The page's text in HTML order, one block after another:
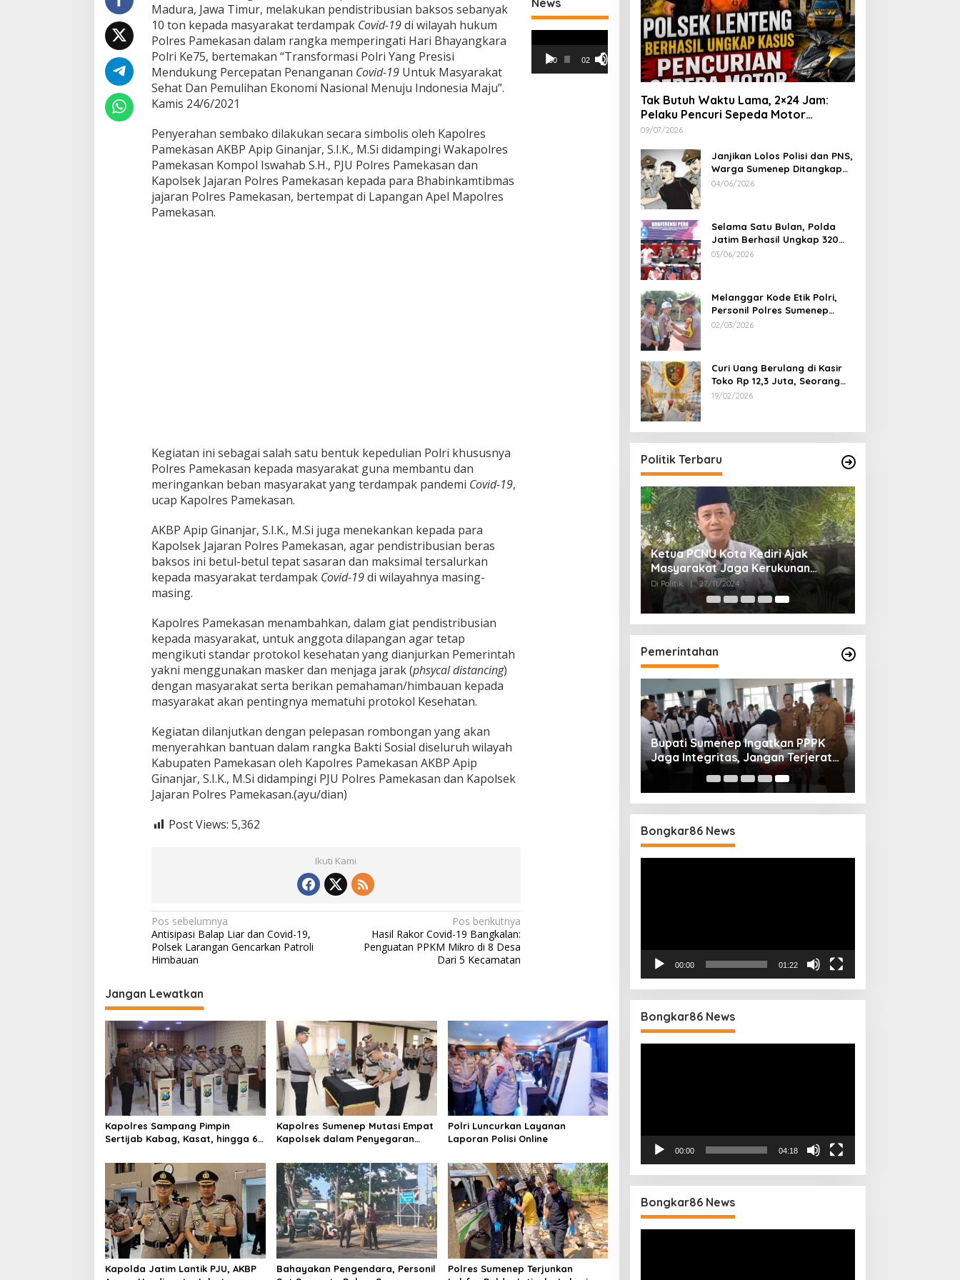
e
s
P
a
m
e
k
a
n
B
e
r
i
k
a
a
r
a
k
a
Y
a
n
g
T
e
a
m
p
a
P
a
d
e
m
i
C
o
i
Madura, Jawa Timur, melakukan pendistribusian baksos sebanyak
10 ton kepada masyarakat terdampak Covid-19di wilayah hukum
Polres Pamekasan dalam rangka memperingati Hari Bhayangkara
Polri Ke75, bertemakan “Transformasi Polri Yang Presisi
Mendukung Percepatan Penanganan Covid-19Untuk Masyarakat
Sehat Dan Pemulihan Ekonomi Nasional Menuju Indonesia Maju”.
Kamis 24/6/2021
Penyerahan sembako dilakukan secara simbolis oleh Kapolres
Pamekasan AKBP Apip Ginanjar, S.I.K., M.Si didampingi Wakapolres
Pamekasan Kompol Iswahab S.H., PJU Polres Pamekasan dan
Kapolsek Jajaran Polres Pamekasan kepada para Bhabinkamtibmas
jajaran Polres Pamekasan, bertempat di Lapangan Apel Mapolres
Pamekasan.
Kegiatan ini sebagai salah satu bentuk kepedulian Polri khususnya
Polres Pamekasan kepada masyarakat guna membantu dan
meringankan beban masyarakat yang terdampak pandemi Covid-19,
ucap Kapolres Pamekasan.
AKBP Apip Ginanjar, S.I.K., M.Si juga menekankan kepada para
Kapolsek Jajaran Polres Pamekasan, agar pendistribusian beras
baksos ini betul-betul tepat sasaran dan maksimal tersalurkan
kepada masyarakat terdampak Covid-19di wilayahnya masing-
masing.
Kapolres Pamekasan menambahkan, dalam giat pendistribusian
kepada masyarakat, untuk anggota dilapangan agar tetap
mengikuti standar protokol kesehatan yang dianjurkan Pemerintah
yakni menggunakan masker dan menjaga jarak (phsycal distancing)
dengan masyarakat serta berikan pemahaman/himbauan kepada
masyarakat akan pentingnya mematuhi protokol Kesehatan.
Kegiatan dilanjutkan dengan pelepasan rombongan yang akan
menyerahkan bantuan dalam rangka Bakti Sosial diseluruh wilayah
Kabupaten Pamekasan oleh Kapolres Pamekasan AKBP Apip
Ginanjar, S.I.K., M.Si didampingi PJU Polres Pamekasan dan Kapolsek
Jajaran Polres Pamekasan.(ayu/dian)
Post Views: 5,362
Ikuti Kami
N
a
v
i
g
a
s
i
p
o
s
Pos sebelumnya
Antisipasi Balap Liar dan Covid-19,
Polsek Larangan Gencarkan Patroli
Himbauan
Pos berikutnya
Hasil Rakor Covid-19 Bangkalan:
Penguatan PPKM Mikro di 8 Desa
Dari 5 Kecamatan
News
Video
00:00 02:42
Jangan Lewatkan
Kapolres Sampang Pimpin
Sertijab Kabag, Kasat, hingga 6
Kapolres Sumenep Mutasi Empat
Kapolsek dalam Penyegaran
Polri Luncurkan Layanan
Laporan Polisi Online
Kapolda Jatim Lantik PJU, AKBP
Bahayakan Pengendara, Personil
Polres Sumenep Terjunkan
Tak Butuh Waktu Lama, 2×24 Jam:
Pelaku Pencuri Sepeda Motor
Langsung Diringkus Polsek Lenteng di
09/07/2026
Janjikan Lolos Polisi dan PNS,
Warga Sumenep Ditangkap
Polres Sampang, Korban Rugi
04/06/2026
Selama Satu Bulan, Polda
Jatim Berhasil Ungkap 320
Kasus Kejahatan Jalanan, BB
03/06/2026
Melanggar Kode Etik Polri,
Personil Polres Sumenep
Dipecat
02/03/2026
Curi Uang Berulang di Kasir
Toko Rp 12,3 Juta, Seorang
Pemuda Diamankan Tim
19/02/2026
Politik Terbaru
PWNU Jateng Apresiasi Pilkada
Berjalan Damai, Gus Rozin:
Cerminan Kedewasaan Politik
Belum Diumumkan KPU
Pamekasan, Pasangan Kharisma
Deklarasi Kemenangan
Di Politik | 27/11/2024
KH Imam Hasyim Nyoblos di TPS
002 Desa Aengbaja Raja,
Berharap Pilkada Berjalan Damai
Di Politik |
Ketua PCNU Kota Kediri Ajak
Masyarakat Jaga Kerukunan
Gunakan Hak Pilih di Pilkada 2024
Di Politik | 27/11/2024
Pemerintahan
Kepedulian Pengusaha Properti
Naik Status Tipe B, RSUD dr Moh
Anwar Sumenep Jadi Rumah Sakit
Rujukan Berjenjang
Bupati Sumenep Resmi Lantik
Syahwan Effendy Sebagai PJ
Sekda
Bupati Sumenep Ingatkan PPPK
Jaga Integritas, Jangan Terjerat
Perselingkuhan dan Judi Online
Bongkar86 News
00:00 01:22
Bongkar86 News
00:00 04:18
Bongkar86 News